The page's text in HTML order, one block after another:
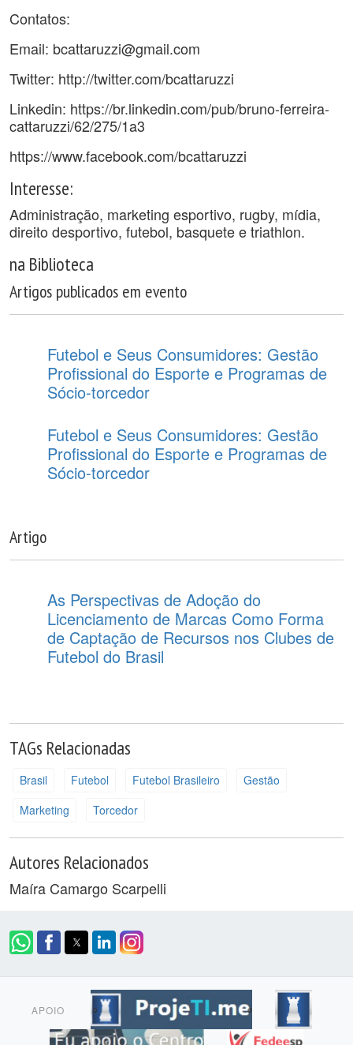
Contatos:
Email: bcattaruzzi@gmail.com
Twitter: http://twitter.com/bcattaruzzi
Linkedin: https://br.linkedin.com/pub/bruno-ferreira-
cattaruzzi/62/275/1a3
https://www.facebook.com/bcattaruzzi
Interesse:
Administração, marketing esportivo, rugby, mídia,
direito desportivo, futebol, basquete e triathlon.
na Biblioteca
Artigos publicados em evento
Futebol e Seus Consumidores: Gestão
Profissional do Esporte e Programas de
Sócio-torcedor
Futebol e Seus Consumidores: Gestão
Profissional do Esporte e Programas de
Sócio-torcedor
Artigo
As Perspectivas de Adoção do
Licenciamento de Marcas Como Forma
de Captação de Recursos nos Clubes de
Futebol do Brasil
TAGs Relacionadas
Brasil Futebol Futebol Brasileiro
Gestão
Marketing
Torcedor
Autores Relacionados
Maíra Camargo Scarpelli
APOIO